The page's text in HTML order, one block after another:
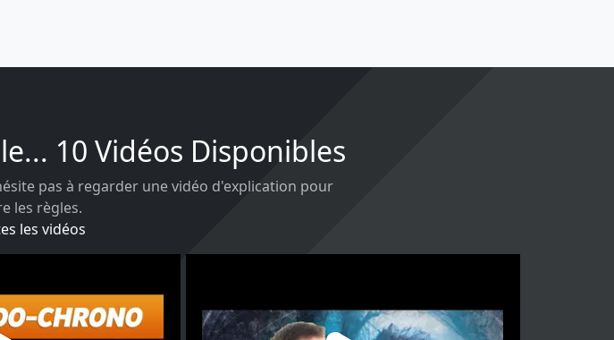
10 Vidéos Disponibles
pas à regarder une vidéo d'explication pour
les règles.
les vidéos